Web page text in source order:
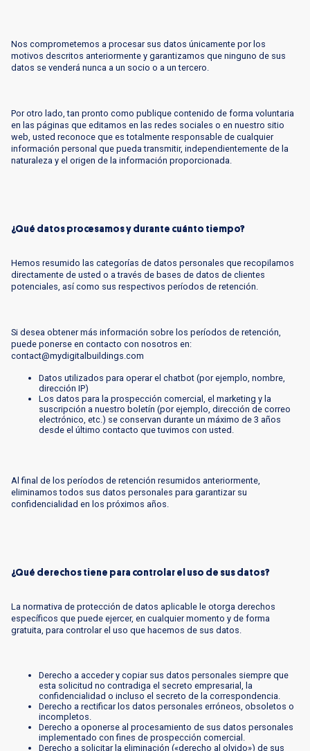
Nos comprometemos a procesar sus datos únicamente por los
motivos descritos anteriormente y garantizamos que ninguno de sus
datos se venderá nunca a un socio o a un tercero.
Por otro lado, tan pronto como publique contenido de forma voluntaria
en las páginas que editamos en las redes sociales o en nuestro sitio
web, usted reconoce que es totalmente responsable de cualquier
información personal que pueda transmitir, independientemente de la
naturaleza y el origen de la información proporcionada.
¿Qué datos procesamos y durante cuánto tiempo?
Hemos resumido las categorías de datos personales que recopilamos
directamente de usted o a través de bases de datos de clientes
potenciales, así como sus respectivos períodos de retención.
Si desea obtener más información sobre los períodos de retención,
puede ponerse en contacto con nosotros en:
contact@mydigitalbuildings.com
Datos utilizados para operar el chatbot (por ejemplo, nombre,
dirección IP)
Los datos para la prospección comercial, el marketing y la
suscripción a nuestro boletín (por ejemplo, dirección de correo
electrónico, etc.) se conservan durante un máximo de 3 años
desde el último contacto que tuvimos con usted.
Al final de los períodos de retención resumidos anteriormente,
eliminamos todos sus datos personales para garantizar su
confidencialidad en los próximos años.
¿Qué derechos tiene para controlar el uso de sus datos?
La normativa de protección de datos aplicable le otorga derechos
específicos que puede ejercer, en cualquier momento y de forma
gratuita, para controlar el uso que hacemos de sus datos.
Derecho a acceder y copiar sus datos personales siempre que
esta solicitud no contradiga el secreto empresarial, la
confidencialidad o incluso el secreto de la correspondencia.
Derecho a rectificar los datos personales erróneos, obsoletos o
incompletos.
Derecho a oponerse al procesamiento de sus datos personales
implementado con fines de prospección comercial.
Derecho a solicitar la eliminación («derecho al olvido») de sus